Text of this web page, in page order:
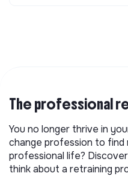
The professional
You no longer thrive in
change profession to find
professional life?
think about a retraining